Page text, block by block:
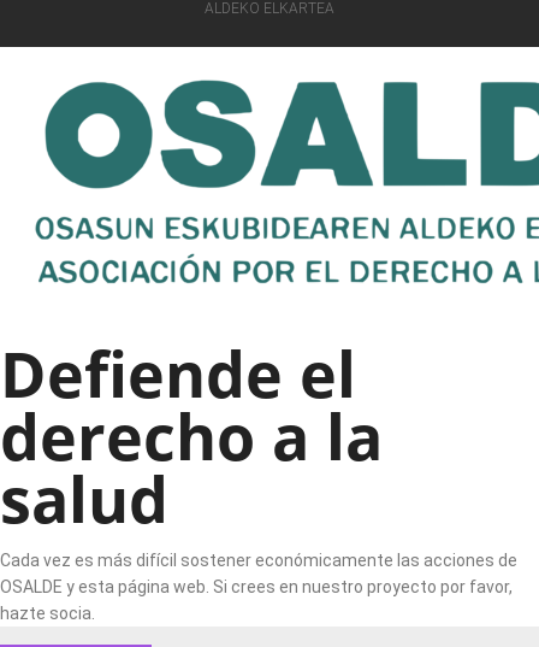
ALDEKO ELKARTEA
Defiende el
derecho a la
salud
Cada vez es más difícil sostener económicamente las acciones de
OSALDE y esta página web. Si crees en nuestro proyecto por favor,
hazte socia.